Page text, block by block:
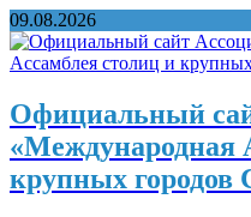
09.08.2026
Официальный
«Международная
крупных